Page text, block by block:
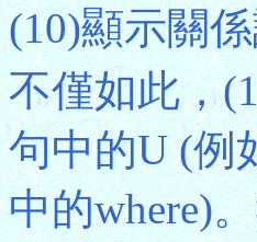
(10)顯示關
不僅如此，
句中的U (例
中的where)